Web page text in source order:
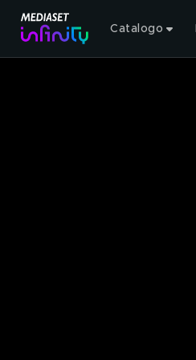
Catalogo